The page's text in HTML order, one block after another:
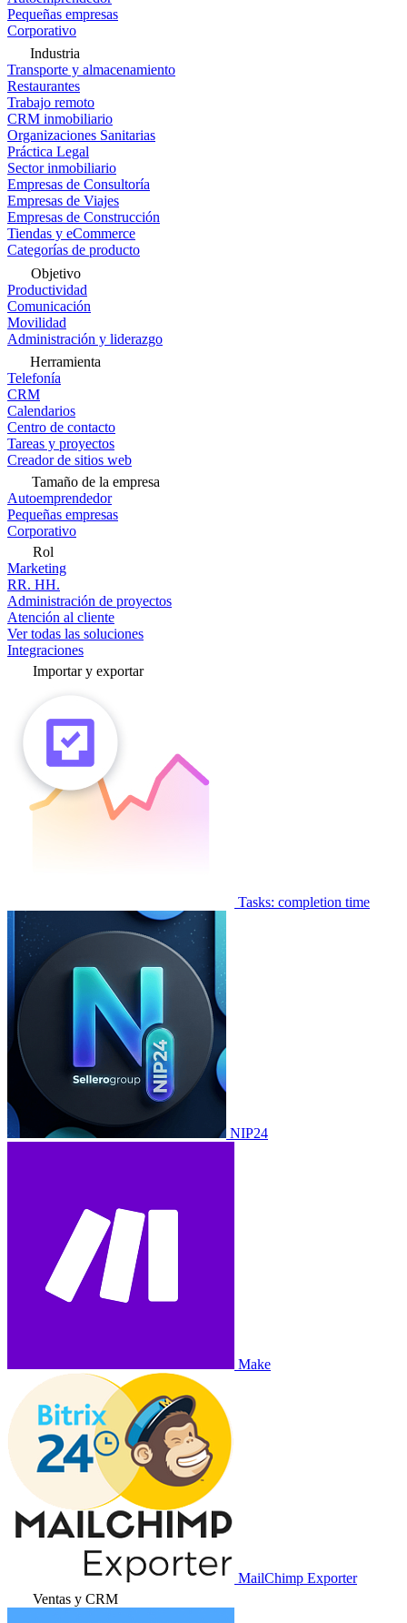
Pequeñas empresas
Corporativo
Industria
Transporte y almacenamiento
Restaurantes
Trabajo remoto
CRM inmobiliario
Organizaciones Sanitarias
Práctica Legal
Sector inmobiliario
Empresas de Consultoría
Empresas de Viajes
Empresas de Construcción
Tiendas y eCommerce
Categorías de producto
Objetivo
Productividad
Comunicación
Movilidad
Administración y liderazgo
Herramienta
Telefonía
CRM
Calendarios
Centro de contacto
Tareas y proyectos
Creador de sitios web
Tamaño de la empresa
Autoemprendedor
Pequeñas empresas
Corporativo
Rol
Marketing
RR. HH.
Administración de proyectos
Atención al cliente
Ver todas las soluciones
Integraciones
Importar y exportar
Tasks: completion time
NIP24
Make
MailChimp Exporter
Ventas y CRM